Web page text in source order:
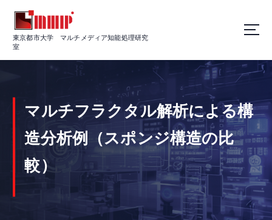
東京都市大学 マルチメディア知能処理研究
室
マルチフラクタル解析による構
造分析例（スポンジ構造の比
較）